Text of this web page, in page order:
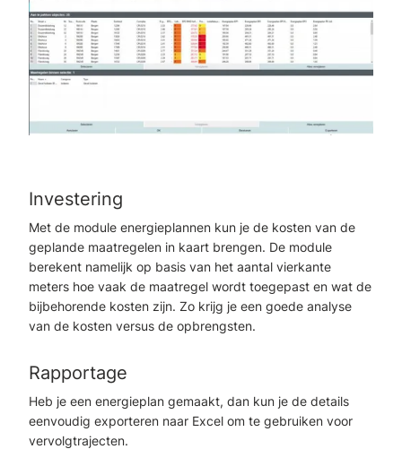
Investering
Met de module energieplannen kun je de kosten van de
geplande maatregelen in kaart brengen. De module
berekent namelijk op basis van het aantal vierkante
meters hoe vaak de maatregel wordt toegepast en wat de
bijbehorende kosten zijn. Zo krijg je een goede analyse
van de kosten versus de opbrengsten.
Rapportage
Heb je een energieplan gemaakt, dan kun je de details
eenvoudig exporteren naar Excel om te gebruiken voor
vervolgtrajecten.